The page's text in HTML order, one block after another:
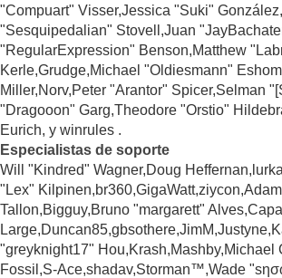
"Compuart" Visser,Jessica "Suki"
"Sesquipedalian" Stovell,Juan
"RegularExpression" Benson,Matthew
Kerle,Grudge,Michael "Oldiesmann"
Miller,Norv,Peter "Arantor" Spicer,Selman
"Dragooon" Garg,Theodore "Orstio"
Eurich, y winrules .
Especialistas de soporte
Will "Kindred" Wagner,Doug
"Lex" Kilpinen,br360,GigaWatt,ziycon,Adam
Tallon,Bigguy,Bruno "margarett"
"greyknight17" Hou,Krash,Mashby,Michael
Fossil,S-Ace,shadav,Storman™,Wade